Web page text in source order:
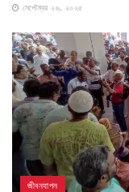
সেপ্টেম্বর ২৬, ২০২৫
জীবনযাপন